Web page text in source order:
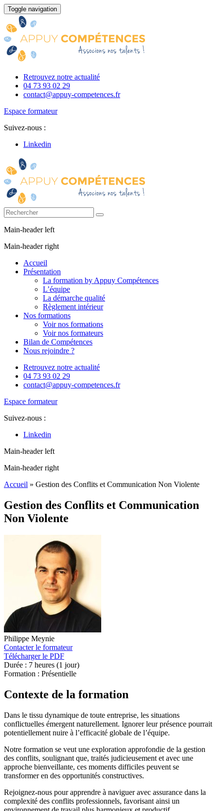
Toggle navigation
Retrouvez notre actualité
04 73 93 02 29
contact@appuy-competences.fr
Espace formateur
Suivez-nous :
Linkedin
Main-header left
Main-header right
Accueil
Présentation
La formation by Appuy Compétences
L’équipe
La démarche qualité
Règlement intérieur
Nos formations
Voir nos formations
Voir nos formateurs
Bilan de Compétences
Nous rejoindre ?
Retrouvez notre actualité
04 73 93 02 29
contact@appuy-competences.fr
Espace formateur
Suivez-nous :
Linkedin
Main-header left
Main-header right
Accueil » Gestion des Conflits et Communication Non Violente
Gestion des Conflits et Communication
Non Violente
Philippe Meynie
Contacter le formateur
Télécharger le PDF
Durée : 7 heures (1 jour)
Formation : Présentielle
Contexte de la formation
Dans le tissu dynamique de toute entreprise, les situations
conflictuelles émergent naturellement. Ignorer leur présence pourrait
potentiellement nuire à l’efficacité globale de l’équipe.
Notre formation se veut une exploration approfondie de la gestion
des conflits, soulignant que, traités judicieusement et avec une
approche bienveillante, ces moments difficiles peuvent se
transformer en des opportunités constructives.
Rejoignez-nous pour apprendre à naviguer avec assurance dans la
complexité des conflits professionnels, favorisant ainsi un